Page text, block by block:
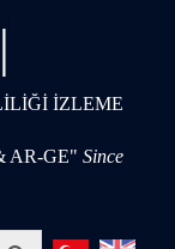
|
İZLEME
AR-GE" Since